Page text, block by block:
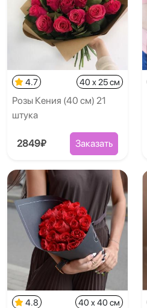
4.7 40 x 25 см
Розы Кения (40 см) 21
штука
2849₽ Заказать
4.8 40 x 40 см